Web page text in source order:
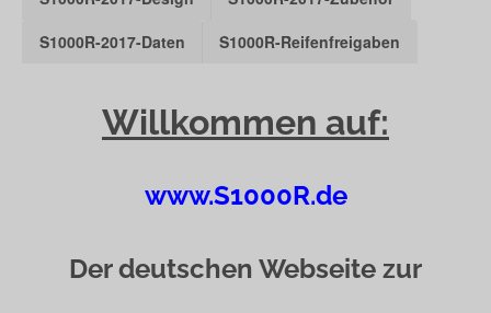
S1000R-2017-Daten
S1000R-Reifenfreigaben
Willkommen auf:
www.S1000R.de
Der deutschen Webseite zur